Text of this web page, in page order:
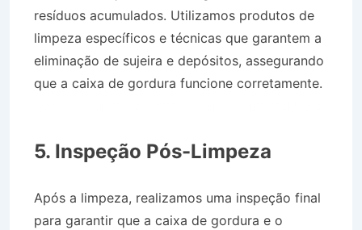
resíduos acumulados. Utilizamos produtos de
limpeza específicos e técnicas que garantem a
eliminação de sujeira e depósitos, assegurando
que a caixa de gordura funcione corretamente.
5. Inspeção Pós-Limpeza
Após a limpeza, realizamos uma inspeção final
para garantir que a caixa de gordura e o